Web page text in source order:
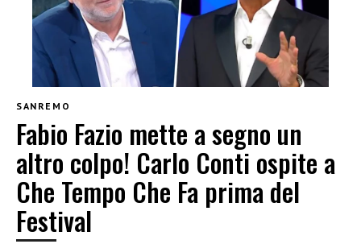
SANREMO
Fabio Fazio mette a segno un
altro colpo! Carlo Conti ospite a
Che Tempo Che Fa prima del
Festival